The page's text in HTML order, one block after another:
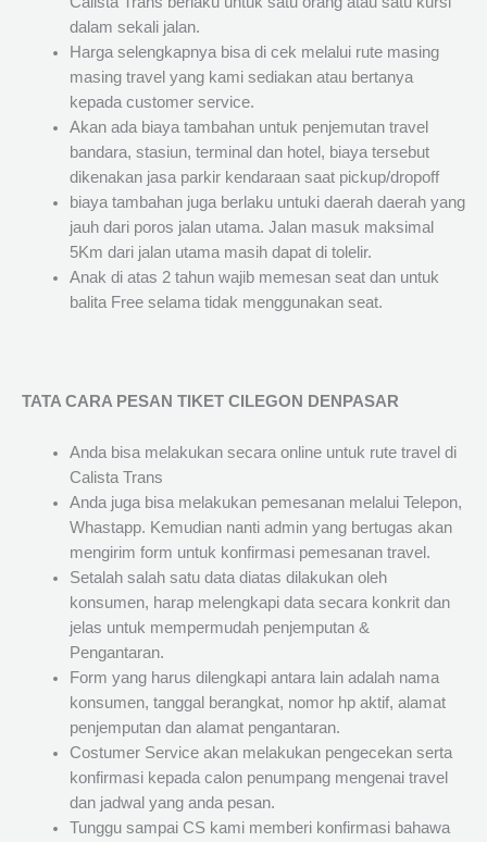
dalam sekali jalan.
Harga selengkapnya bisa di cek melalui rute masing
masing travel yang kami sediakan atau bertanya
kepada customer service.
Akan ada biaya tambahan untuk penjemutan travel
bandara, stasiun, terminal dan hotel, biaya tersebut
dikenakan jasa parkir kendaraan saat pickup/dropoff
biaya tambahan juga berlaku untuki daerah daerah yang
jauh dari poros jalan utama. Jalan masuk maksimal
5Km dari jalan utama masih dapat di tolelir.
Anak di atas 2 tahun wajib memesan seat dan untuk
balita Free selama tidak menggunakan seat.
TATA CARA PESAN TIKET CILEGON DENPASAR
Anda bisa melakukan secara online untuk rute travel di
Calista Trans
Anda juga bisa melakukan pemesanan melalui Telepon,
Whastapp. Kemudian nanti admin yang bertugas akan
mengirim form untuk konfirmasi pemesanan travel.
Setalah salah satu data diatas dilakukan oleh
konsumen, harap melengkapi data secara konkrit dan
jelas untuk mempermudah penjemputan &
Pengantaran.
Form yang harus dilengkapi antara lain adalah nama
konsumen, tanggal berangkat, nomor hp aktif, alamat
penjemputan dan alamat pengantaran.
Costumer Service akan melakukan pengecekan serta
konfirmasi kepada calon penumpang mengenai travel
dan jadwal yang anda pesan.
Tunggu sampai CS kami memberi konfirmasi bahawa